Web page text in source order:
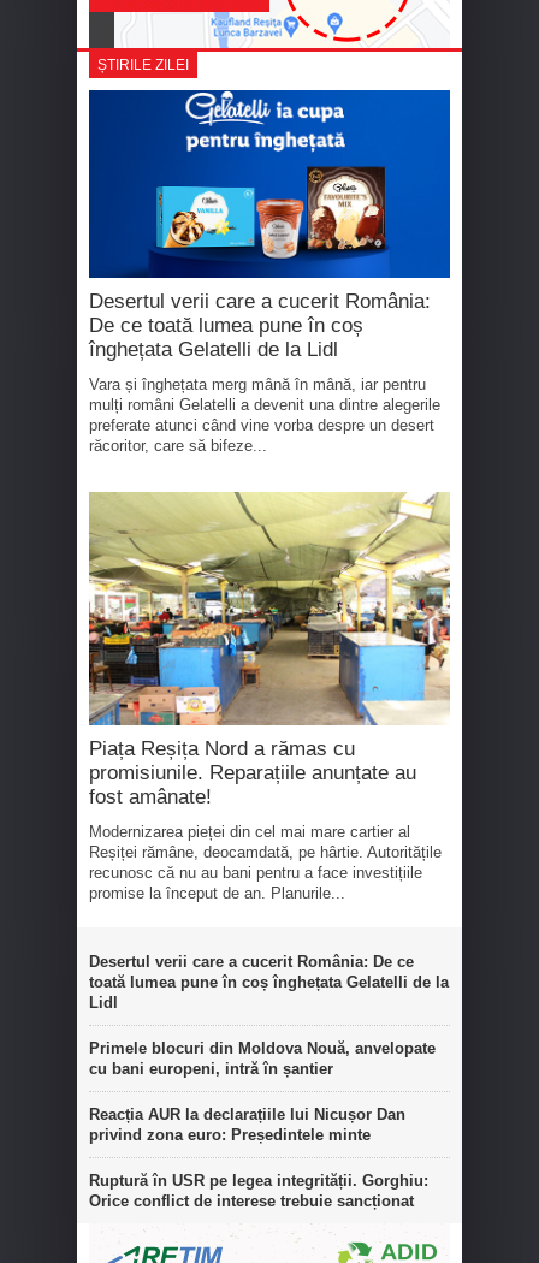
ȘTIRILE ZILEI
Desertul verii care a cucerit România:
De ce toată lumea pune în coș
înghețata Gelatelli de la Lidl
Vara și înghețata merg mână în mână, iar pentru
mulți români Gelatelli a devenit una dintre alegerile
preferate atunci când vine vorba despre un desert
răcoritor, care să bifeze...
Piața Reșița Nord a rămas cu
promisiunile. Reparațiile anunțate au
fost amânate!
Modernizarea pieței din cel mai mare cartier al
Reșiței rămâne, deocamdată, pe hârtie. Autoritățile
recunosc că nu au bani pentru a face investițiile
promise la început de an. Planurile...
Desertul verii care a cucerit România: De ce
toată lumea pune în coș înghețata Gelatelli de la
Lidl
Primele blocuri din Moldova Nouă, anvelopate
cu bani europeni, intră în șantier
Reacția AUR la declarațiile lui Nicușor Dan
privind zona euro: Președintele minte
Ruptură în USR pe legea integrității. Gorghiu:
Orice conflict de interese trebuie sancționat